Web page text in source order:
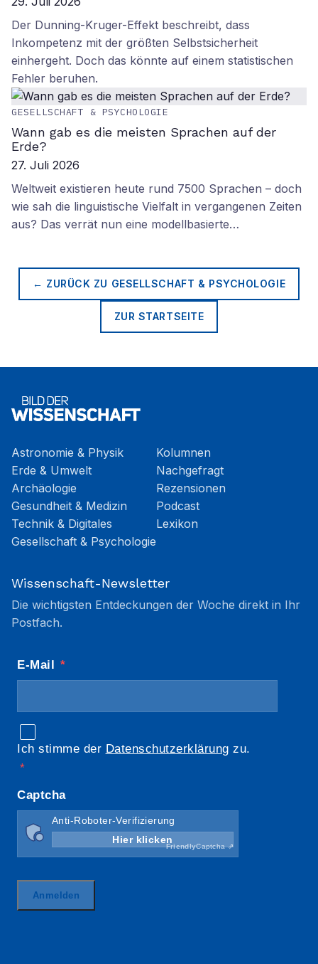
Der Dunning-Kruger-Effekt beschreibt, dass
Inkompetenz mit der größten Selbstsicherheit
einhergeht. Doch das könnte auf einem statistischen
Fehler beruhen.
GESELLSCHAFT & PSYCHOLOGIE
Wann gab es die meisten Sprachen auf der
Erde?
27. Juli 2026
Weltweit existieren heute rund 7500 Sprachen – doch
wie sah die linguistische Vielfalt in vergangenen Zeiten
aus? Das verrät nun eine modellbasierte…
← ZURÜCK ZU GESELLSCHAFT & PSYCHOLOGIE
ZUR STARTSEITE
Astronomie & Physik
Erde & Umwelt
Archäologie
Gesundheit & Medizin
Technik & Digitales
Gesellschaft & Psychologie
Kolumnen
Nachgefragt
Rezensionen
Podcast
Lexikon
Wissenschaft-Newsletter
Die wichtigsten Entdeckungen der Woche direkt in Ihr
Postfach.